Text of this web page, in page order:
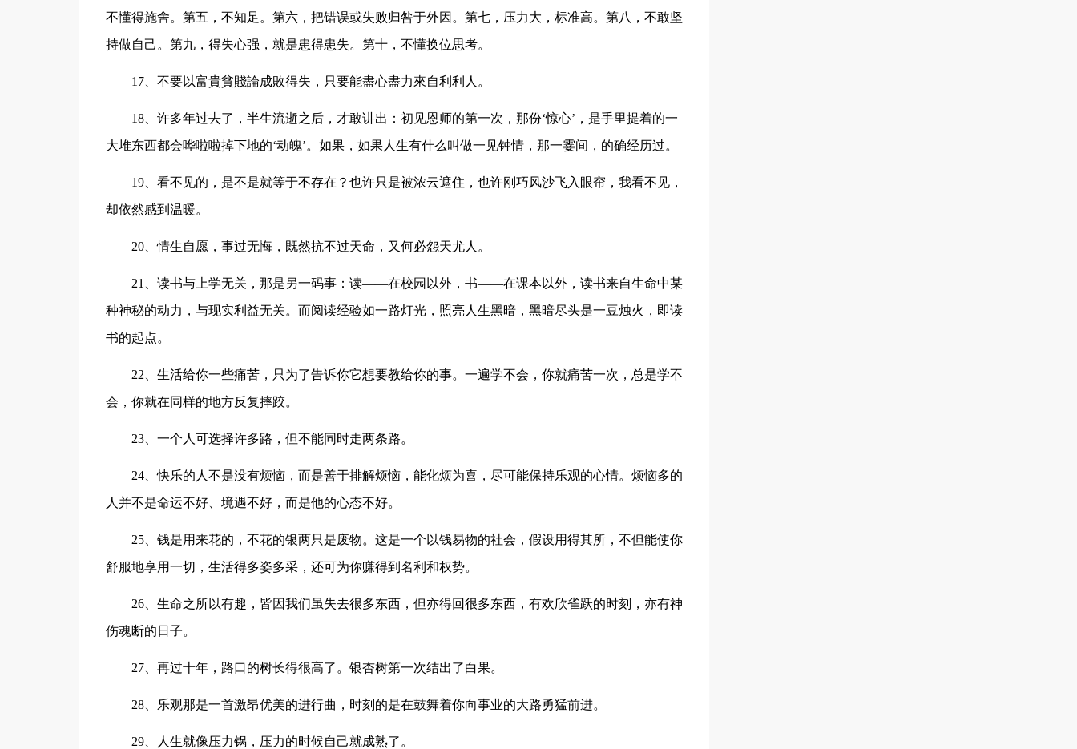
不懂得施舍。第五，不知足。第六，把错误或失败归咎于外因。第七，压力大，标准高。第八，不敢坚
持做自己。第九，得失心强，就是患得患失。第十，不懂换位思考。
17、不要以富貴貧賤論成敗得失，只要能盡心盡力來自利利人。
18、许多年过去了，半生流逝之后，才敢讲出：初见恩师的第一次，那份‘惊心’，是手里提着的一
大堆东西都会哗啦啦掉下地的‘动魄’。如果，如果人生有什么叫做一见钟情，那一霎间，的确经历过。
19、看不见的，是不是就等于不存在？也许只是被浓云遮住，也许刚巧风沙飞入眼帘，我看不见，
却依然感到温暖。
20、情生自愿，事过无悔，既然抗不过天命，又何必怨天尤人。
21、读书与上学无关，那是另一码事：读——在校园以外，书——在课本以外，读书来自生命中某
种神秘的动力，与现实利益无关。而阅读经验如一路灯光，照亮人生黑暗，黑暗尽头是一豆烛火，即读
书的起点。
22、生活给你一些痛苦，只为了告诉你它想要教给你的事。一遍学不会，你就痛苦一次，总是学不
会，你就在同样的地方反复摔跤。
23、一个人可选择许多路，但不能同时走两条路。
24、快乐的人不是没有烦恼，而是善于排解烦恼，能化烦为喜，尽可能保持乐观的心情。烦恼多的
人并不是命运不好、境遇不好，而是他的心态不好。
25、钱是用来花的，不花的银两只是废物。这是一个以钱易物的社会，假设用得其所，不但能使你
舒服地享用一切，生活得多姿多采，还可为你赚得到名利和权势。
26、生命之所以有趣，皆因我们虽失去很多东西，但亦得回很多东西，有欢欣雀跃的时刻，亦有神
伤魂断的日子。
27、再过十年，路口的树长得很高了。银杏树第一次结出了白果。
28、乐观那是一首激昂优美的进行曲，时刻的是在鼓舞着你向事业的大路勇猛前进。
29、人生就像压力锅，压力的时候自己就成熟了。